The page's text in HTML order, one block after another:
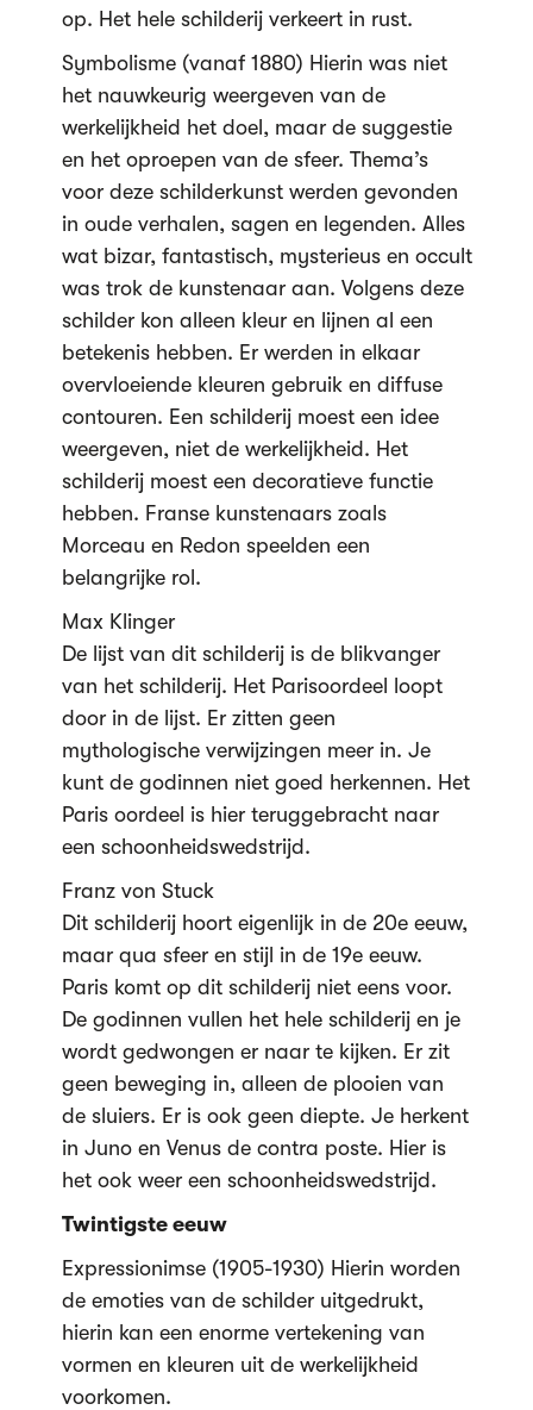
op. Het hele schilderij verkeert in rust.
Symbolisme (vanaf 1880) Hierin was niet
het nauwkeurig weergeven van de
werkelijkheid het doel, maar de suggestie
en het oproepen van de sfeer. Thema’s
voor deze schilderkunst werden gevonden
in oude verhalen, sagen en legenden. Alles
wat bizar, fantastisch, mysterieus en occult
was trok de kunstenaar aan. Volgens deze
schilder kon alleen kleur en lijnen al een
betekenis hebben. Er werden in elkaar
overvloeiende kleuren gebruik en diffuse
contouren. Een schilderij moest een idee
weergeven, niet de werkelijkheid. Het
schilderij moest een decoratieve functie
hebben. Franse kunstenaars zoals
Morceau en Redon speelden een
belangrijke rol.
Max Klinger
De lijst van dit schilderij is de blikvanger
van het schilderij. Het Parisoordeel loopt
door in de lijst. Er zitten geen
mythologische verwijzingen meer in. Je
kunt de godinnen niet goed herkennen. Het
Paris oordeel is hier teruggebracht naar
een schoonheidswedstrijd.
Franz von Stuck
Dit schilderij hoort eigenlijk in de 20e eeuw,
maar qua sfeer en stijl in de 19e eeuw.
Paris komt op dit schilderij niet eens voor.
De godinnen vullen het hele schilderij en je
wordt gedwongen er naar te kijken. Er zit
geen beweging in, alleen de plooien van
de sluiers. Er is ook geen diepte. Je herkent
in Juno en Venus de contra poste. Hier is
het ook weer een schoonheidswedstrijd.
Twintigste eeuw
Expressionimse (1905-1930) Hierin worden
de emoties van de schilder uitgedrukt,
hierin kan een enorme vertekening van
vormen en kleuren uit de werkelijkheid
voorkomen.